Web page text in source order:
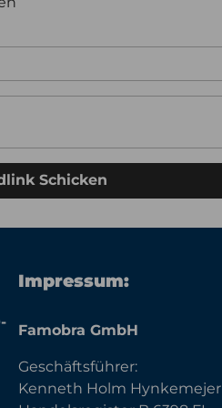
Schicken
Impressum:
Famobra GmbH
Geschäftsführer:
Kenneth Holm Hynkemejer